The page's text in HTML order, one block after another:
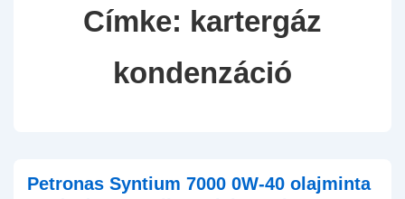
Címke: kartergáz
kondenzáció
Petronas Syntium 7000 0W-40 olajminta